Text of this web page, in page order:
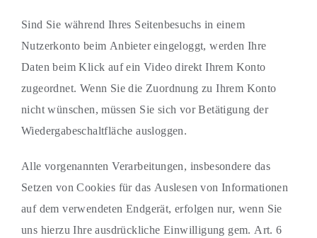
Sind Sie während Ihres Seitenbesuchs in einem
Nutzerkonto beim Anbieter eingeloggt, werden Ihre
Daten beim Klick auf ein Video direkt Ihrem Konto
zugeordnet. Wenn Sie die Zuordnung zu Ihrem Konto
nicht wünschen, müssen Sie sich vor Betätigung der
Wiedergabeschaltfläche ausloggen.
Alle vorgenannten Verarbeitungen, insbesondere das
Setzen von Cookies für das Auslesen von Informationen
auf dem verwendeten Endgerät, erfolgen nur, wenn Sie
uns hierzu Ihre ausdrückliche Einwilligung gem. Art. 6